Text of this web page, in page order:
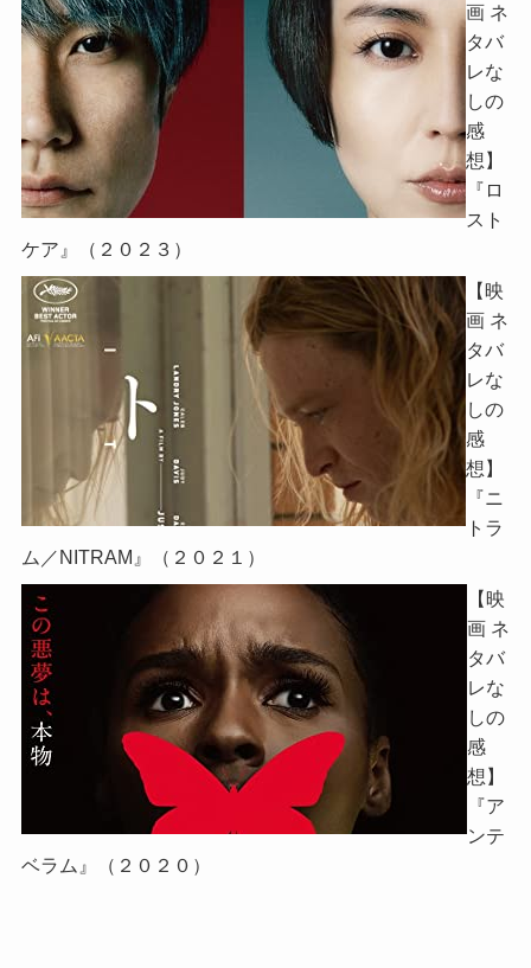
画 ネ
タバ
レな
しの
感
想】
『ロ
スト
ケア』（２０２３）
【映
画 ネ
タバ
レな
しの
感
想】
『ニ
トラ
ム／NITRAM』（２０２１）
【映
画 ネ
タバ
レな
しの
感
想】
『ア
ンテ
ベラム』（２０２０）